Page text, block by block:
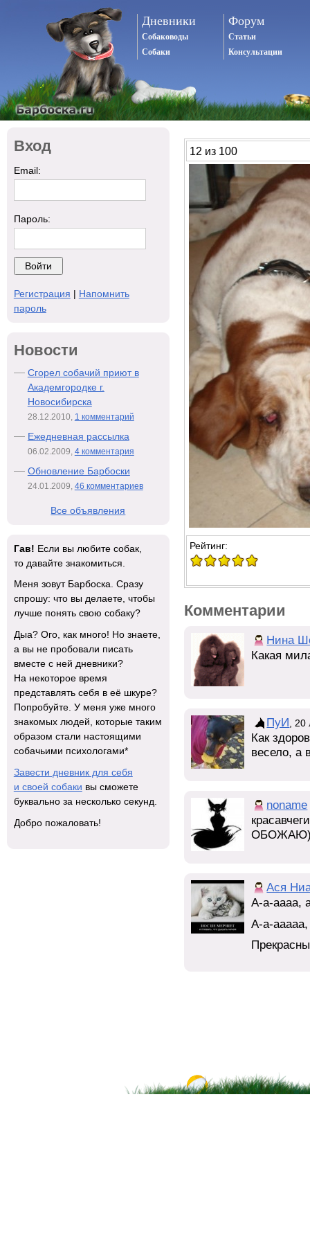
Дневники
Собаководы
Собаки
Форум
Статьи
Консультации
12 из 100
Рейтинг:
Комментарии
Нина
Какая
ПуИ ,
Как
весело, а
noname
Ася
А-а-аааа,
А-а-
Вход
Email:
Пароль:
Регистрация | Напомнить
пароль
Новости
Сгорел собачий приют в
Академгородке г.
Новосибирска
28.12.2010, 1 комментарий
Ежедневная рассылка
06.02.2009, 4 комментария
Обновление Барбоски
24.01.2009, 46 комментариев
Все объявления
Гав! Если вы любите собак,
то давайте знакомиться.
Меня зовут Барбоска. Сразу
спрошу: что вы делаете, чтобы
лучше понять свою собаку?
Дыа? Ого, как много! Но знаете,
а вы не пробовали писать
вместе с ней дневники?
На некоторое время
представлять себя в её шкуре?
Попробуйте. У меня уже много
знакомых людей, которые таким
образом стали настоящими
собачьими психологами*
Завести дневник для себя
и своей собаки вы сможете
буквально за несколько секунд.
Добро пожаловать!